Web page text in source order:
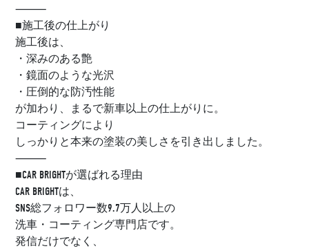
⸻
■施工後の仕上がり
施工後は、
・深みのある艶
・鏡面のような光沢
・圧倒的な防汚性能
が加わり、まるで新車以上の仕上がりに。
コーティングにより
しっかりと本来の塗装の美しさを引き出しました。
⸻
■CAR BRIGHTが選ばれる理由
CAR BRIGHTは、
SNS総フォロワー数9.7万人以上の
洗車・コーティング専門店です。
発信だけでなく、